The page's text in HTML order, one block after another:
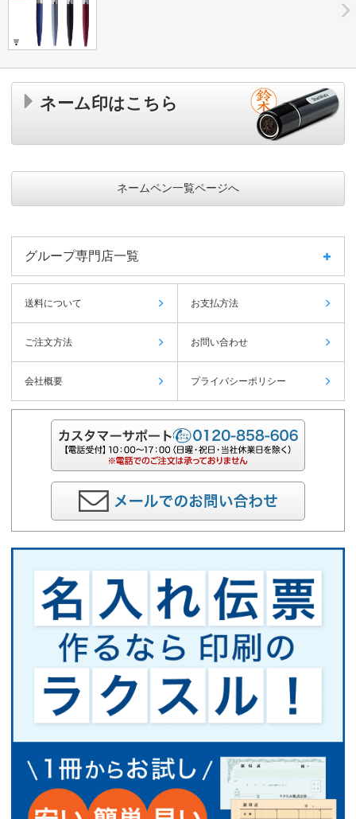
ネーム印はこちら
ネームペン一覧ページへ
グループ専門店一覧
送料について お支払方法
ご注文方法 お問い合わせ
会社概要 プライバシーポリシー